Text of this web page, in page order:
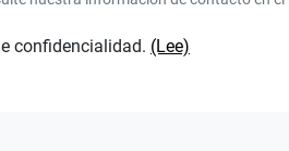
confidencialidad. (Lee)